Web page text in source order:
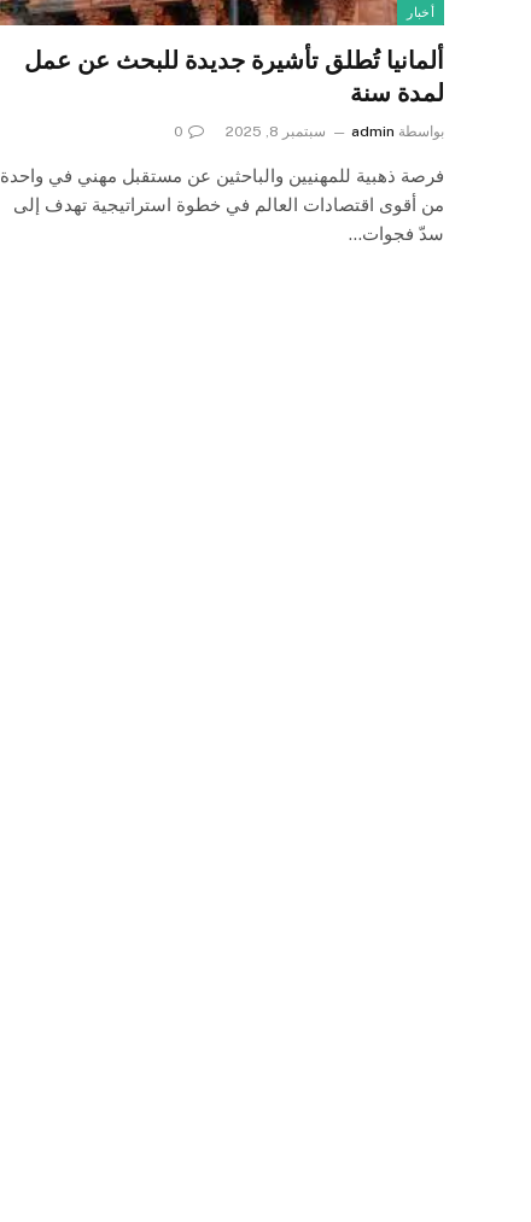
أخبار
ألمانيا تُطلق تأشيرة جديدة للبحث عن عمل
لمدة سنة
بواسطة admin سبتمبر 8, 2025 0
فرصة ذهبية للمهنيين والباحثين عن مستقبل مهني في واحدة
من أقوى اقتصادات العالم في خطوة استراتيجية تهدف إلى
سدّ فجوات…